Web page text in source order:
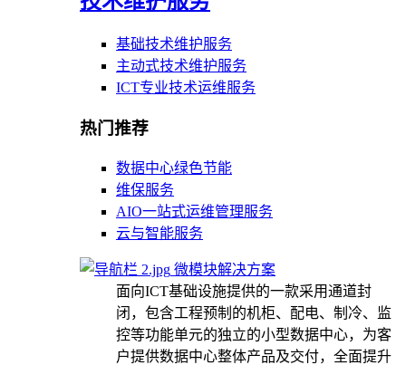
基础技术维护服务
主动式技术维护服务
ICT专业技术运维服务
热门推荐
数据中心绿色节能
维保服务
AIO一站式运维管理服务
云与智能服务
微模块解决方案
面向ICT基础设施提供的一款采用通道封
闭，包含工程预制的机柜、配电、制冷、监
控等功能单元的独立的小型数据中心，为客
户提供数据中心整体产品及交付，全面提升